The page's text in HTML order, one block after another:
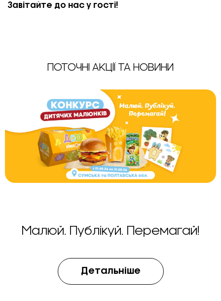
Завітайте до нас у гості!
ПОТОЧНІ АКЦІЇ ТА НОВИНИ
Малюй. Публікуй. Перемагай!
Детальніше